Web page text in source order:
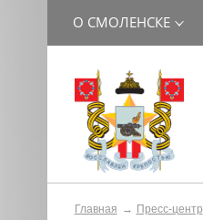
О СМОЛЕНСКЕ
Главная Пресс-центр